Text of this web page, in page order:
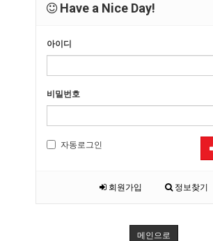
Have a Nice Day!
아이디
비밀번호
자동로그인
회원가입 정보찾기
메인으로